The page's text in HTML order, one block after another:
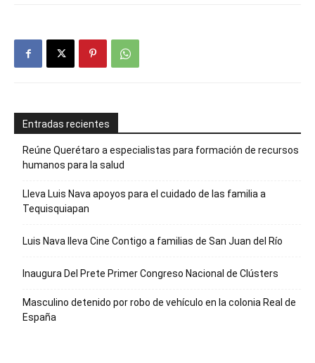
Entradas recientes
Reúne Querétaro a especialistas para formación de recursos
humanos para la salud
Lleva Luis Nava apoyos para el cuidado de las familia a
Tequisquiapan
Luis Nava lleva Cine Contigo a familias de San Juan del Río
Inaugura Del Prete Primer Congreso Nacional de Clústers
Masculino detenido por robo de vehículo en la colonia Real de
España